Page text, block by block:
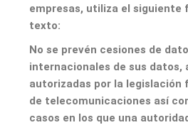
empresas, utiliza el siguiente
texto:
No se prevén cesiones de
internacionales de sus datos,
autorizadas por la legislación
de telecomunicaciones así
casos en los que una